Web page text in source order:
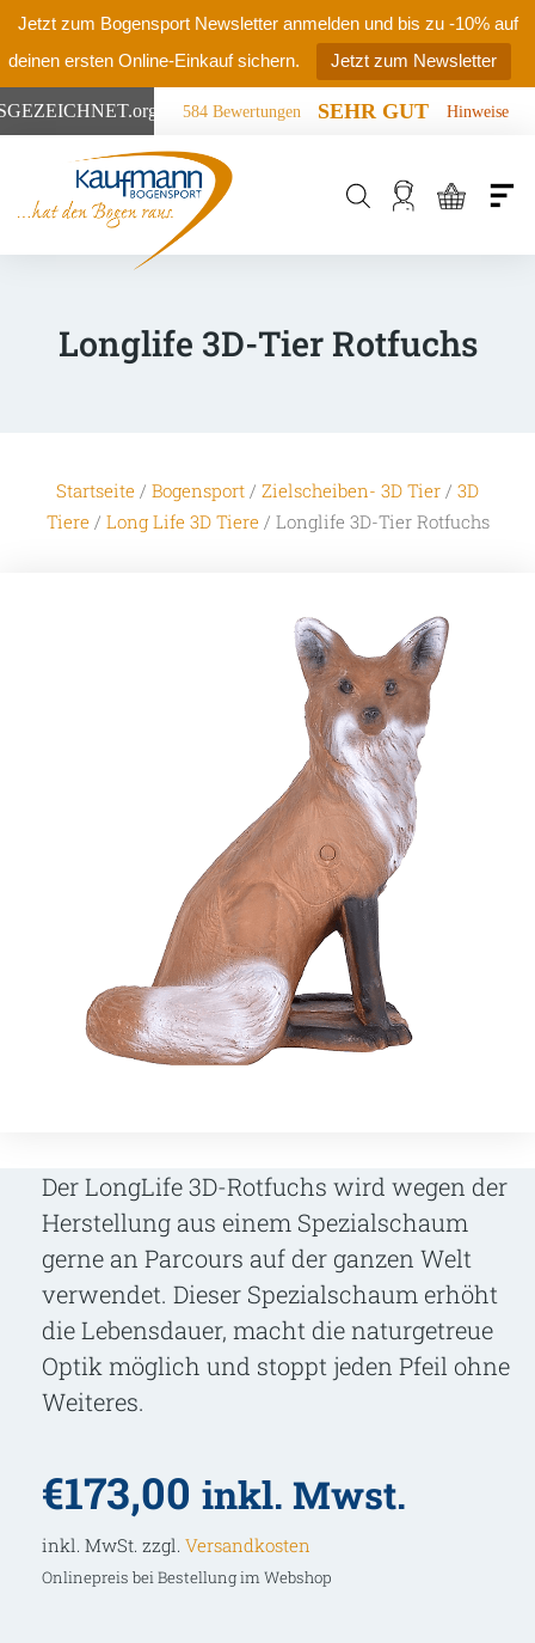
Jetzt zum Bogensport Newsletter anmelden und bis zu -10% auf
deinen ersten Online-Einkauf sichern.
Jetzt zum Newsletter
.org 584 Bewertungen SEHR GUT Hinweise
Products
search
Longlife 3D-Tier Rotfuchs
Startseite / Bogensport / Zielscheiben- 3D Tier / 3D
Tiere / Long Life 3D Tiere / Longlife 3D-Tier Rotfuchs
Der LongLife 3D-Rotfuchs wird wegen der
Herstellung aus einem Spezialschaum
gerne an Parcours auf der ganzen Welt
verwendet. Dieser Spezialschaum erhöht
die Lebensdauer, macht die naturgetreue
Optik möglich und stoppt jeden Pfeil ohne
Weiteres.
€173,00 inkl. Mwst.
inkl. MwSt. zzgl. Versandkosten
Onlinepreis bei Bestellung im Webshop